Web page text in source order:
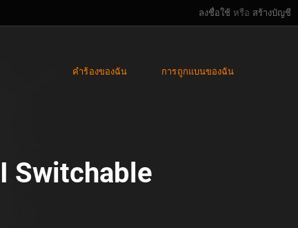
ลงชื่อใช้ หรือ สร้างบัญชี
คำร้องของฉัน การถูกแบนของฉัน
Switchable